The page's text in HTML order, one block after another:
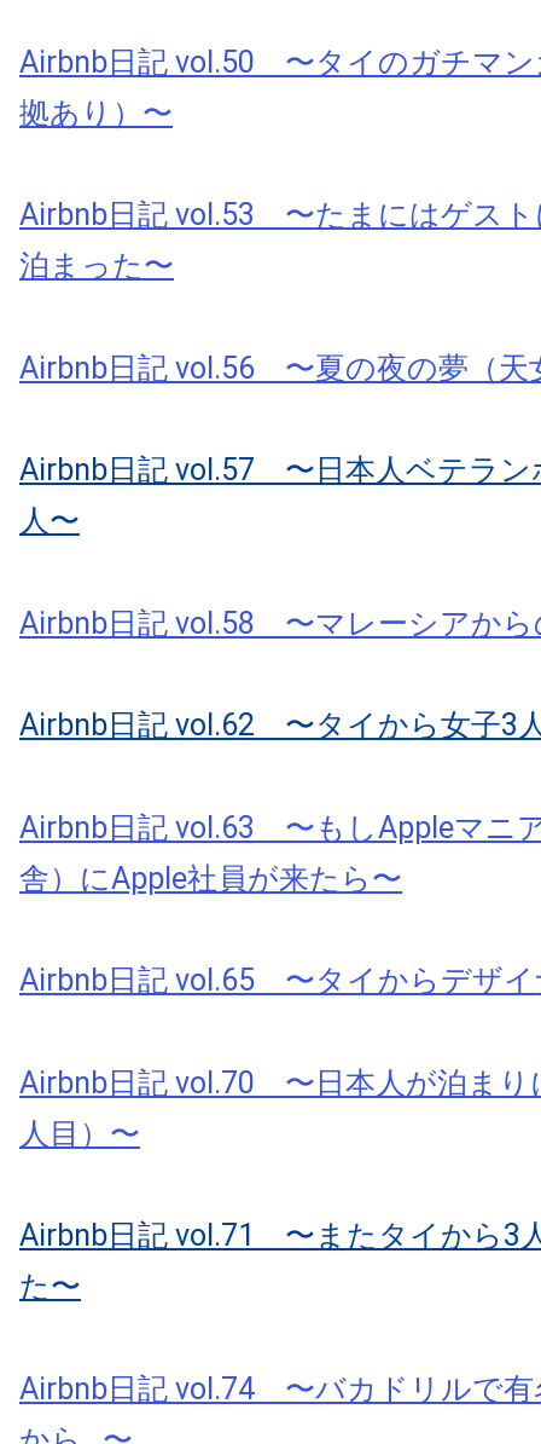
Airbnb日記 vol.50 〜タイのガチマン
拠あり）〜
Airbnb日記 vol.53 〜たまにはゲス
泊まった〜
Airbnb日記 vol.56 〜夏の夜の夢（天
Airbnb日記 vol.57 〜日本人ベテラン
人〜
Airbnb日記 vol.58 〜マレーシアから
Airbnb日記 vol.62 〜タイから女子3
Airbnb日記 vol.63 〜もしAppleマニ
舎）にApple社員が来たら〜
Airbnb日記 vol.65 〜タイからデザイ
Airbnb日記 vol.70 〜日本人が泊まり
人目）〜
Airbnb日記 vol.71 〜またタイから3
た〜
Airbnb日記 vol.74 〜バカドリルで有